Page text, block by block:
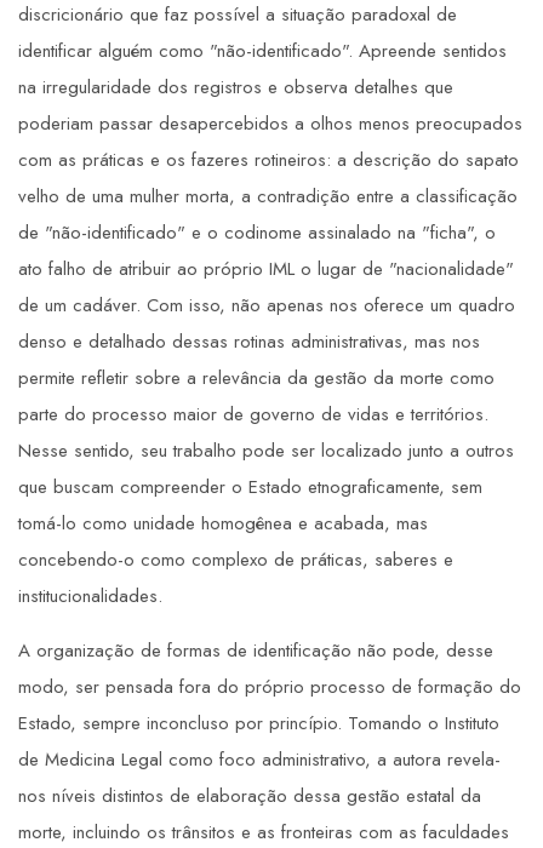
discricionário que faz possível a situação paradoxal de
identificar alguém como "não-identificado". Apreende sentidos
na irregularidade dos registros e observa detalhes que
poderiam passar desapercebidos a olhos menos preocupados
com as práticas e os fazeres rotineiros: a descrição do sapato
velho de uma mulher morta, a contradição entre a classificação
de "não-identificado" e o codinome assinalado na "ficha", o
ato falho de atribuir ao próprio IML o lugar de "nacionalidade"
de um cadáver. Com isso, não apenas nos oferece um quadro
denso e detalhado dessas rotinas administrativas, mas nos
permite refletir sobre a relevância da gestão da morte como
parte do processo maior de governo de vidas e territórios.
Nesse sentido, seu trabalho pode ser localizado junto a outros
que buscam compreender o Estado etnograficamente, sem
tomá-lo como unidade homogênea e acabada, mas
concebendo-o como complexo de práticas, saberes e
institucionalidades.
A organização de formas de identificação não pode, desse
modo, ser pensada fora do próprio processo de formação do
Estado, sempre inconcluso por princípio. Tomando o Instituto
de Medicina Legal como foco administrativo, a autora revela-
nos níveis distintos de elaboração dessa gestão estatal da
morte, incluindo os trânsitos e as fronteiras com as faculdades